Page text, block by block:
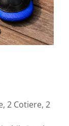
2 Cotiere, 2